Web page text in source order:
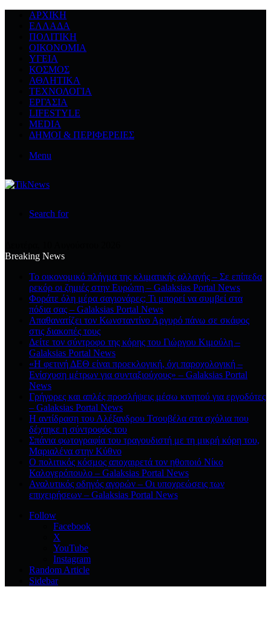
ΑΡΧΙΚΉ
ΕΛΛΆΔΑ
ΠΟΛΙΤΙΚΉ
ΟΙΚΟΝΟΜΊΑ
ΥΓΕΊΑ
ΚΌΣΜΟΣ
ΑΘΛΗΤΙΚΆ
ΤΕΧΝΟΛΟΓΙΆ
ΕΡΓΑΣΊΑ
LIFESTYLE
MEDIA
ΔΉΜΟΙ & ΠΕΡΙΦΈΡΕΙΕΣ
Menu
Search for
Breaking News
Το οικονομικό πλήγμα της κλιματικής αλλαγής – Σε επίπεδα
ρεκόρ οι ζημιές στην Ευρώπη – Galaksias Portal News
Φοράτε όλη μέρα σαγιονάρες; Τι μπορεί να συμβεί στα
πόδια σας – Galaksias Portal News
Απαθανατίζει τον Κωνσταντίνο Αργυρό πάνω σε σκάφος
στις διακοπές τους
Δείτε τον σύντροφο της κόρης του Γιώργου Κιμούλη –
Galaksias Portal News
«Η φετινή ΔΕΘ είναι προεκλογική, όχι παροχολογική –
Ενίσχυση μέτρων για συνταξιούχους» – Galaksias Portal
News
Γρήγορες και απλές προσλήψεις μέσω κινητού για εργοδότες
– Galaksias Portal News
Η αντίδραση του Αλέξανδρου Τσουβέλα στα σχόλια που
δέχτηκε η σύντροφός του
Σπάνια φωτογραφία του τραγουδιστή με τη μικρή κόρη του,
Μαριαλένα στην Κύθνο
Ο πολιτικός κόσμος αποχαιρετά τον ηθοποιό Νίκο
Καλογερόπουλο – Galaksias Portal News
Αναλυτικός οδηγός αγορών – Οι υποχρεώσεις των
επιχειρήσεων – Galaksias Portal News
Follow
Facebook
X
YouTube
Instagram
Random Article
Sidebar